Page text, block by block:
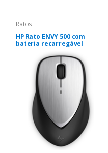
Ratos
HP Rato ENVY 500 com
bateria recarregável